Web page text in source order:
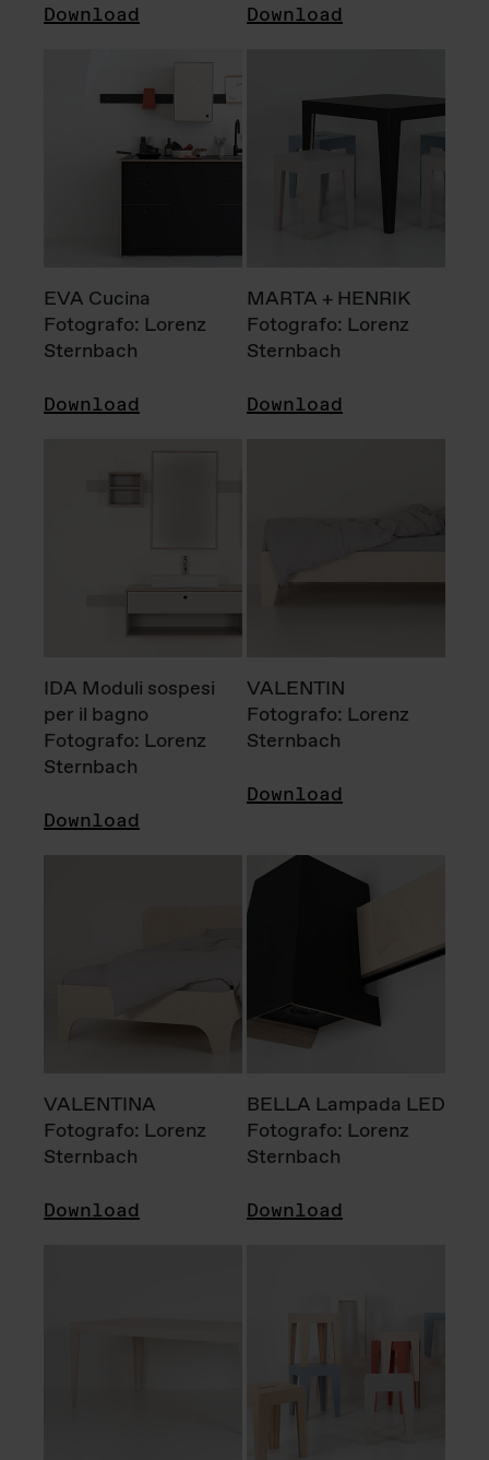
Download Download
EVA Cucina
Fotografo: Lorenz
Sternbach
Download
MARTA + HENRIK
Fotografo: Lorenz
Sternbach
Download
IDA Moduli sospesi
per il bagno
Fotografo: Lorenz
Sternbach
Download
VALENTIN
Fotografo: Lorenz
Sternbach
Download
VALENTINA
Fotografo: Lorenz
Sternbach
Download
BELLA Lampada LED
Fotografo: Lorenz
Sternbach
Download